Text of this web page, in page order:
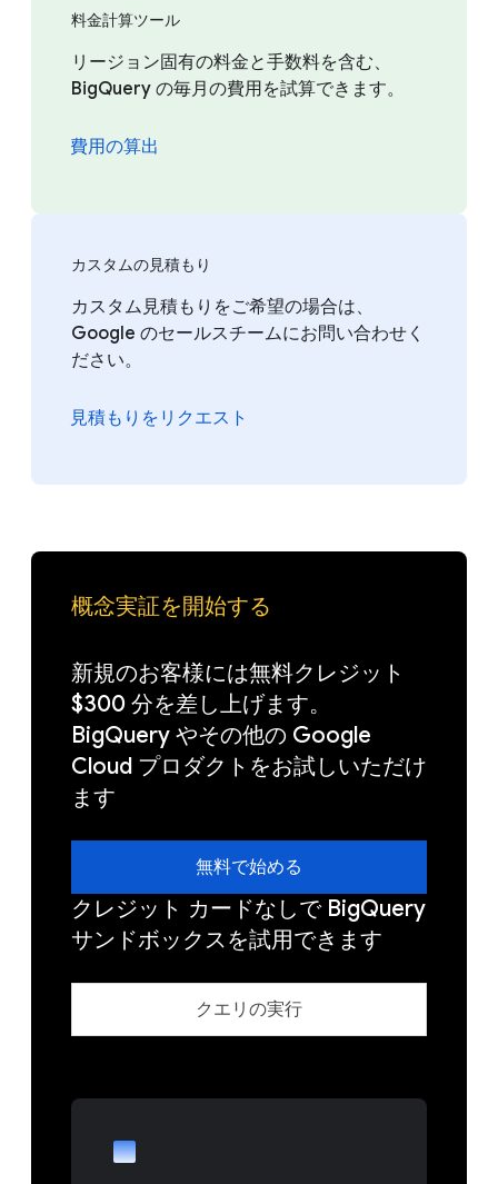
料金計算ツール
リージョン固有の料金と手数料を含む、
BigQuery の毎月の費用を試算できます。
費用の算出
カスタムの見積もり
カスタム見積もりをご希望の場合は、
Google のセールスチームにお問い合わせく
ださい。
見積もりをリクエスト
概念実証を開始する
新規のお客様には無料クレジット
$300 分を差し上げます。
BigQuery やその他の Google
Cloud プロダクトをお試しいただけ
ます
無料で始める
クレジット カードなしで BigQuery
サンドボックスを試用できます
クエリの実行